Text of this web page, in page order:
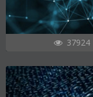
37924